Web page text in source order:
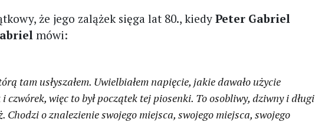
że jego zalążek sięga lat 80., kiedyPeter Gabriel
mówi:
tam usłyszałem. Uwielbiałem napięcie, jakie dawało użycie
więc to był początek tej piosenki. To osobliwy, dziwny i długi
Chodzi o znalezienie swojego miejsca, swojego miejsca, swojego